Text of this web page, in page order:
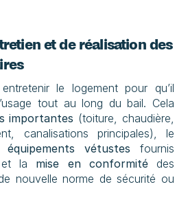
et de réalisation des
le logement pour qu’il
tout au long du bail. Cela
importantes (toiture, chaudière,
vétustes fournis
et la mise en conformité des
nouvelle norme de sécurité ou